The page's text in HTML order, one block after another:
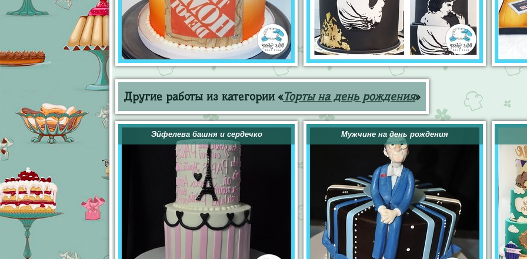
Другие работы из категории «Торты на день рождения»
Эйфелева башня и сердечко Мужчине на день рождения